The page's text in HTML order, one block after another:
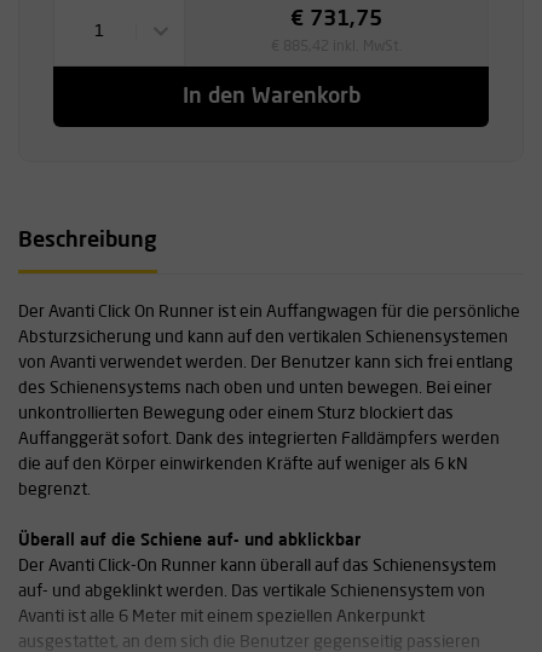
1
€ 731,75
In den Warenkorb
Beschreibung
Der Avanti Click On Runner ist ein Auffangwagen für die persönliche
Absturzsicherung und kann auf den vertikalen Schienensystemen
von Avanti verwendet werden. Der Benutzer kann sich frei entlang
des Schienensystems nach oben und unten bewegen. Bei einer
unkontrollierten Bewegung oder einem Sturz blockiert das
Auffanggerät sofort. Dank des integrierten Falldämpfers werden
die auf den Körper einwirkenden Kräfte auf weniger als 6 kN
begrenzt.
Überall auf die Schiene auf- und abklickbar
Der Avanti Click-On Runner kann überall auf das Schienensystem
auf- und abgeklinkt werden. Das vertikale Schienensystem von
Avanti ist alle 6 Meter mit einem speziellen Ankerpunkt
ausgestattet, an dem sich die Benutzer gegenseitig passieren